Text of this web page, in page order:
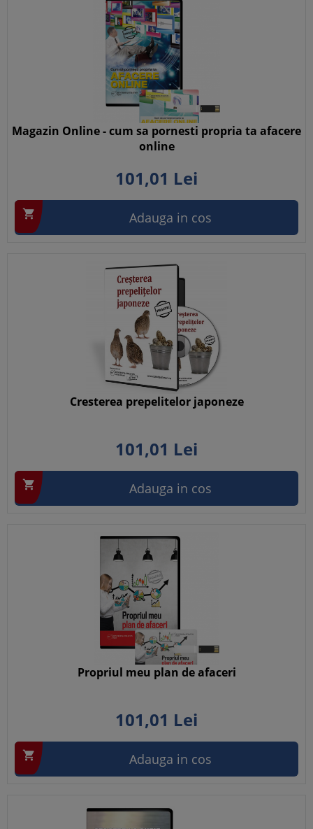
Magazin Online - cum sa pornesti propria ta afacere
online
101,01 Lei
 Adauga in cos
Cresterea prepelitelor japoneze
101,01 Lei
 Adauga in cos
Propriul meu plan de afaceri
101,01 Lei
 Adauga in cos